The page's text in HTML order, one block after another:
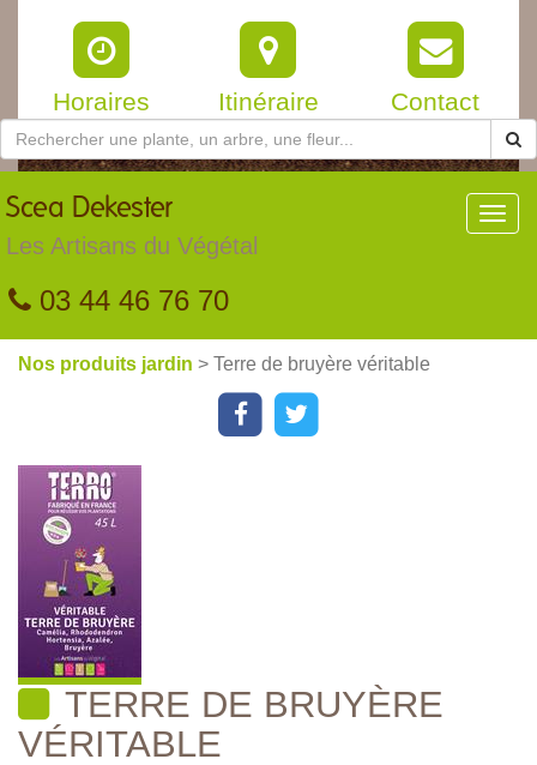
Horaires Itinéraire Contact
Scea Dekester
Les Artisans du Végétal
03 44 46 76 70
Nos produits jardin > Terre de bruyère véritable
TERRE DE BRUYÈRE
VÉRITABLE